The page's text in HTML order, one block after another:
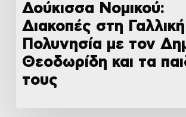
Δούκισσα Νομικού:
Διακοπές στη Γαλλική
Πολυνησία με τον
Θεοδωρίδη και τα
τους